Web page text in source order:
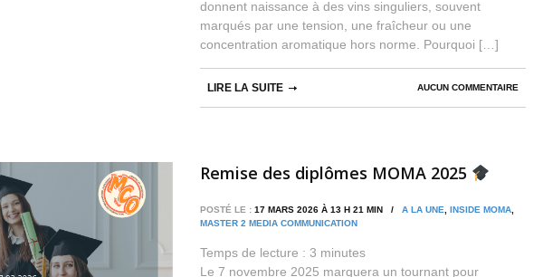
donnent naissance à des vins singuliers, souvent
marqués par une tension, une fraîcheur ou une
concentration aromatique hors norme. Pourquoi […]
AUCUN COMMENTAIRE
LIRE LA SUITE
Remise des diplômes MOMA 2025
POSTÉ LE : 17 MARS 2026 À 13 H 21 MIN / A LA UNE INSIDE MOMA
MASTER 2 MEDIA COMMUNICATION
Temps de lecture : 3 minutes
Le 7 novembre 2025 marquera un tournant pour